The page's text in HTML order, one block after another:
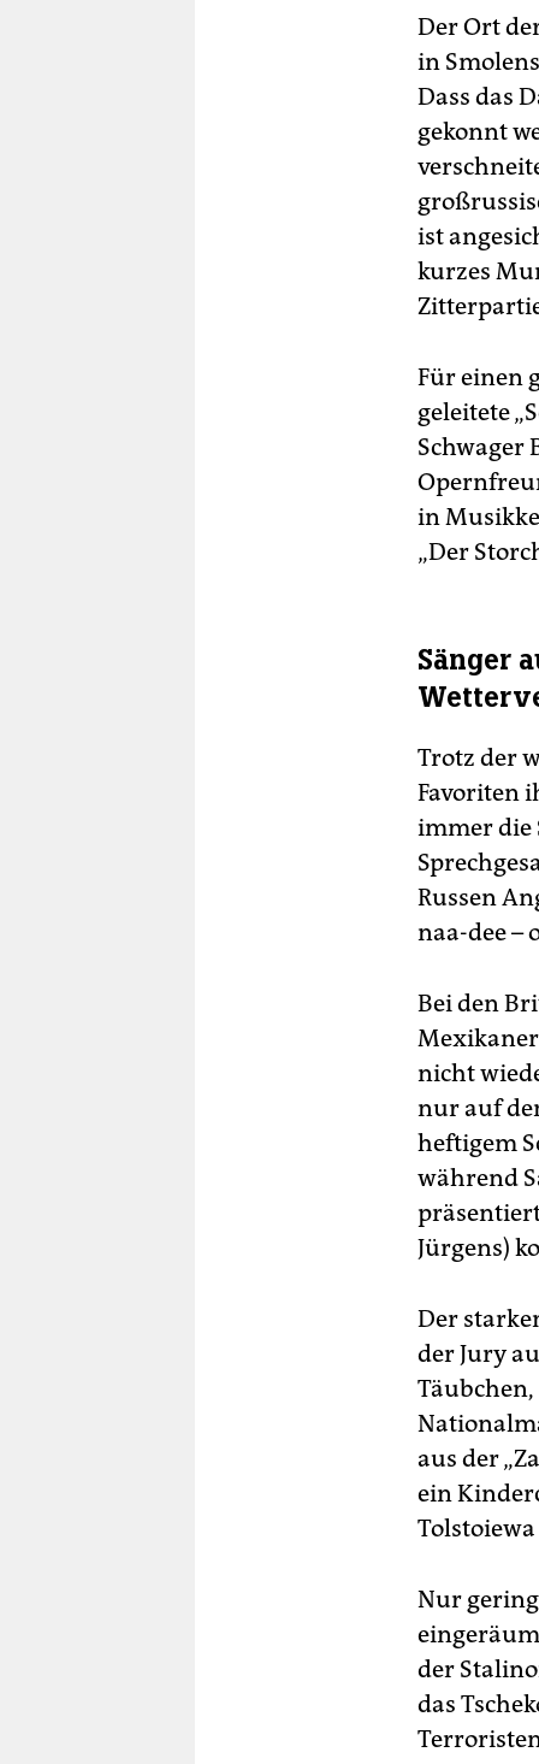
Der Ort
in
Dass das
gekonnt
ist
kurzes
Für einen
geleitete
Schwager
in
„Der
Sänger
Trotz der
Favoriten
immer die
Russen
naa-dee –
Bei den
Mexikaner
nicht
nur auf
heftigem
während
Jürgens)
Der
der Jury
aus der
ein
Nur
der
das